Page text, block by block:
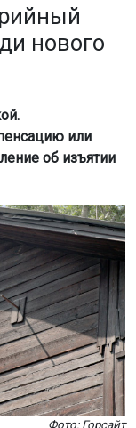
нового
или
об изъятии
Фото: Горсайт